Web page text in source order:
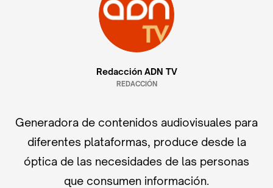
Redacción ADN TV
REDACCIÓN
Generadora de contenidos audiovisuales para
diferentes plataformas, produce desde la
óptica de las necesidades de las personas
que consumen información.